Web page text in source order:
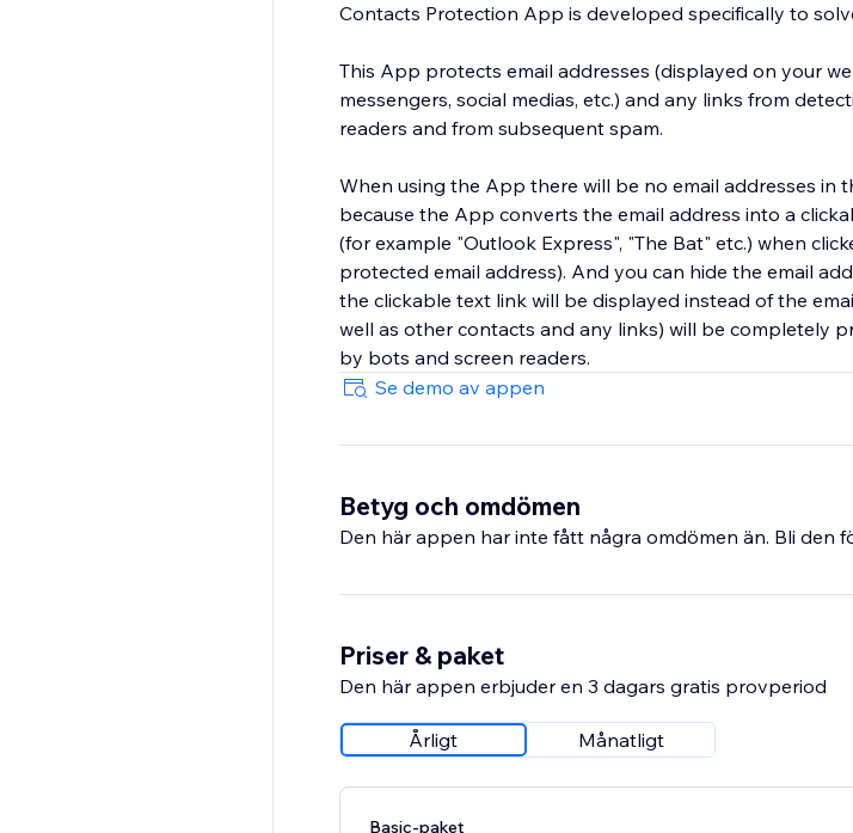
Contacts Protection App is developed specifically to
This App protects email addresses (displayed on your
messengers, social medias, etc.) and any links from
readers and from subsequent spam.
When using the App there will be no email addresses in
because the App converts the email address into a
(for example "Outlook Express", "The Bat" etc.) when
protected email address). And you can hide the email
the clickable text link will be displayed instead of the
well as other contacts and any links) will be completely
by bots and screen readers.
Se demo av appen
Betyg och omdömen
Den här appen har inte fått några omdömen än. Bli den
Priser & paket
Den här appen erbjuder en 3 dagars gratis provperiod
Årligt Månatligt
Basic-paket